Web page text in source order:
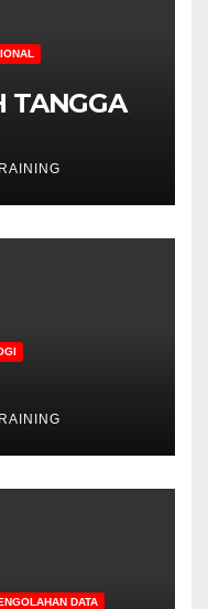
TANGGA
DATA